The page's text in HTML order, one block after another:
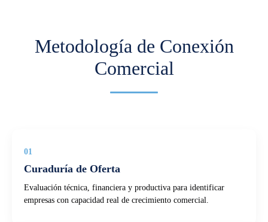
Metodología de Conexión
Comercial
01
Curaduría de Oferta
Evaluación técnica, financiera y productiva para identificar
empresas con capacidad real de crecimiento comercial.